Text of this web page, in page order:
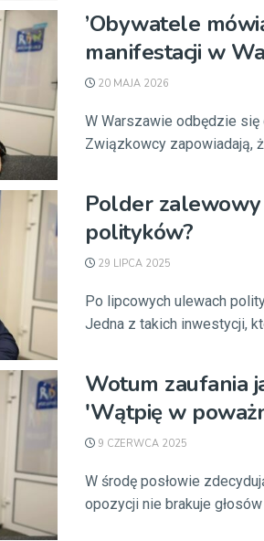
’Obywatele
manifestacji w
20 MAJA 2026
W Warszawie odbędzie
Związkowcy zapowiadają,
Polder
polityków?
29 LIPCA 2025
Po lipcowych ulewach
Jedna z takich inwestycji,
Wotum zaufania
'Wątpię w
9 CZERWCA 2025
W środę posłowie
opozycji nie brakuje